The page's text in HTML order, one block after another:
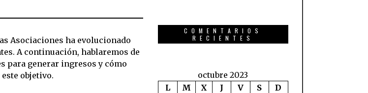
Asociaciones ha evolucionado
A continuación, hablaremos de
para generar ingresos y cómo
objetivo.
COMENTARIOS
RECIENTES
octubre 2023
L
M X J V S D